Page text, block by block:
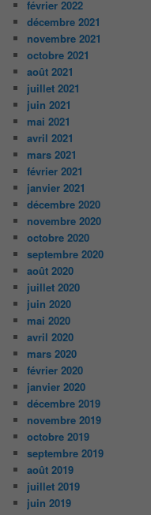
février 2022
décembre 2021
novembre 2021
octobre 2021
août 2021
juillet 2021
juin 2021
mai 2021
avril 2021
mars 2021
février 2021
janvier 2021
décembre 2020
novembre 2020
octobre 2020
septembre 2020
août 2020
juillet 2020
juin 2020
mai 2020
avril 2020
mars 2020
février 2020
janvier 2020
décembre 2019
novembre 2019
octobre 2019
septembre 2019
août 2019
juillet 2019
juin 2019